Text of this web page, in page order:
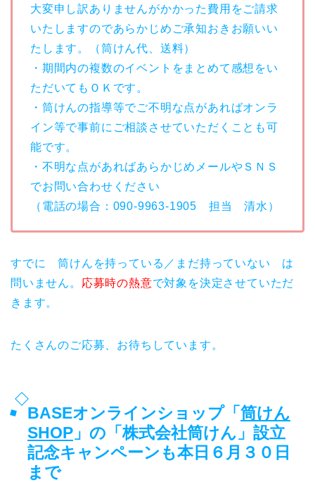
大変申し訳ありませんがかかった費用をご請求
いたしますのであらかじめご承知おきお願いい
たします。（筒けん代、送料）
・期間内の複数のイベントをまとめて感想をい
ただいてもＯＫです。
・筒けんの指導等でご不明な点があればオンラ
イン等で事前にご相談させていただくことも可
能です。
・不明な点があればあらかじめメールやＳＮＳ
でお問い合わせください
（電話の場合：090-9963-1905 担当 清水）
すでに 筒けんを持っている／まだ持っていない は
問いません。 応募時の熱意で対象を決定させていただ
きます。
たくさんのご応募、お待ちしています。
BASEオンラインショップ「筒けん
SHOP 」の「株式会社筒けん」設立
記念キャンペーンも本日６月３０日
まで